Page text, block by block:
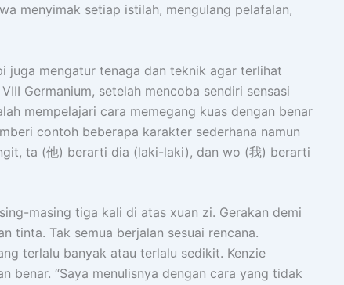
menyimak setiap istilah, mengulang pelafalan,
juga mengatur tenaga dan teknik agar terlihat
Germanium, setelah mencoba sendiri sensasi
mempelajari cara memegang kuas dengan benar
contoh beberapa karakter sederhana namun
ta (他) berarti dia (laki-laki), dan wo (我) berarti
masing tiga kali di atas xuan zi. Gerakan demi
tinta. Tak semua berjalan sesuai rencana.
terlalu banyak atau terlalu sedikit. Kenzie
benar. “Saya menulisnya dengan cara yang tidak